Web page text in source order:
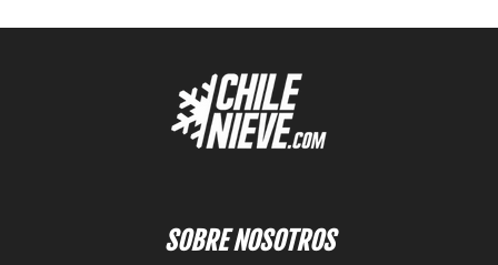
SOBRE NOSOTROS